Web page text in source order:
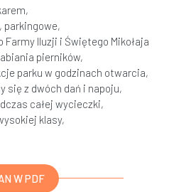
parkingowe,
Farmy Iluzji i Świętego Mikołaja
pierników,
parku w godzinach otwarcia,
się z dwóch dań i napoju,
całej wycieczki,
klasy,
W PDF